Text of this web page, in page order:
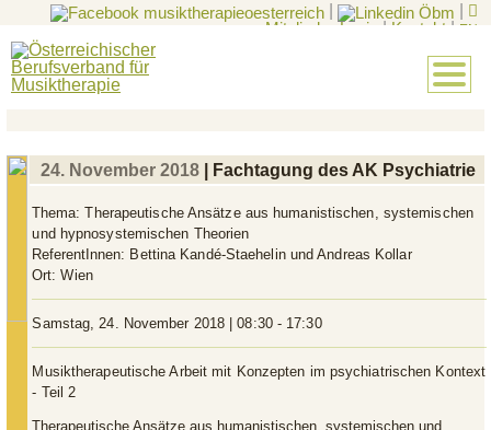
Mitglieder-Login
| Kontakt | EN
24. November 2018 | Fachtagung des AK Psychiatrie
Thema:Therapeutische Ansätze aus humanistischen, systemischen
und hypnosystemischen Theorien
ReferentInnen: Bettina Kandé-Staehelin und Andreas Kollar
Ort:Wien
Samstag, 24. November 2018 | 08:30 - 17:30
Musiktherapeutische Arbeit mit Konzepten im psychiatrischen Kontext
- Teil 2
Therapeutische Ansätze aus humanistischen, systemischen und